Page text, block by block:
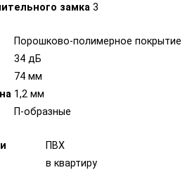
замка 3
Порошково-полимерное покрытие
34 дБ
74 мм
1,2 мм
П-образные
ПВХ
в квартиру